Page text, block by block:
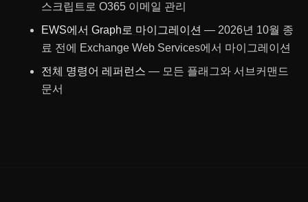
스크립트로 O365 이메일 관리
EWS에서 Graph로 마이그레이션 — 2026년 10월 종
료 전에 Exchange Web Services에서 마이그레이션
전체 명령어 레퍼런스 — 모든 플래그와 서브커맨드
문서